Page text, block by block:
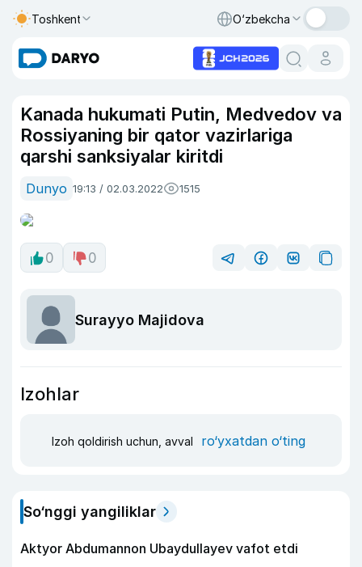
Toshkent O‘zbekcha
Kanada hukumati Putin, Medvedov va
Rossiyaning bir qator vazirlariga
qarshi sanksiyalar kiritdi
Dunyo 19:13 / 02.03.2022 1515
0 0
Surayyo Majidova
Izohlar
Izoh qoldirish uchun, avval ro‘yxatdan o‘ting
So‘nggi yangiliklar
Aktyor Abdu­mannon Ubaydullayev vafot etdi